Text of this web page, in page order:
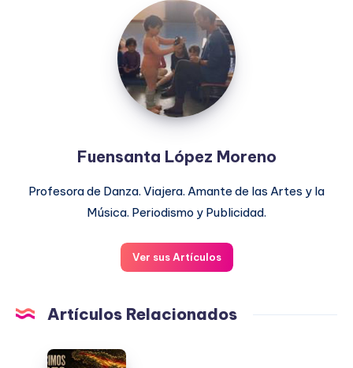
Fuensanta
López
Moreno
Fuensanta López Moreno
Profesora de Danza. Viajera. Amante de las Artes y la
Música. Periodismo y Publicidad.
Ver sus Artículos
Artículos Relacionados
ESPAÑA